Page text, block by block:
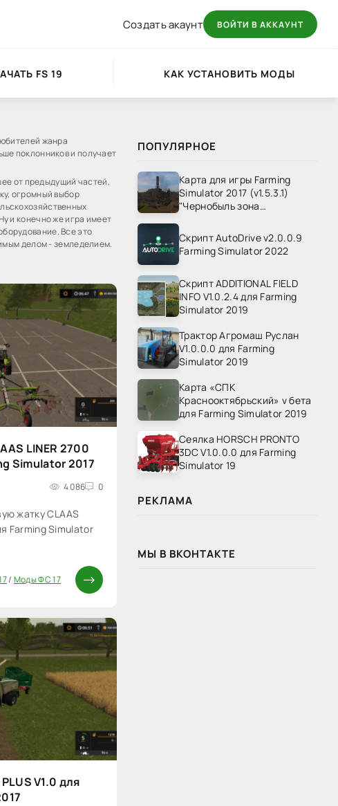
Создать акаунт ВОЙТИ В АККАУНТ
FS 19 КАК УСТАНОВИТЬ МОДЫ
жанра
поклонников и получает
от предыдущий частей,
огромный выбор
и конечно же игра имеет
Все это
делом - земледелием.
LINER 2700
Simulator 2017
4 086 0
жатку CLAAS
Farming Simulator
/ Моды ФС 17
V1.0 для
ПОПУЛЯРНОЕ
Карта для игры Farming
Simulator 2017 (v1.5.3.1)
"Чернобыль зона
Скрипт AutoDrive v2.0.0.9
Farming Simulator 2022
Скрипт ADDITIONAL FIELD
INFO V1.0.2.4 для Farming
Simulator 2019
Трактор Агромаш Руслан
V1.0.0.0 для Farming
Simulator 2019
Карта «СПК
Краснооктябрьский» v бета
для Farming Simulator 2019
Сеялка HORSCH PRONTO
3DC V1.0.0.0 для Farming
Simulator 19
РЕКЛАМА
МЫ В ВКОНТАКТЕ